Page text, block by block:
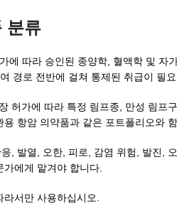
분류
에 따라 승인된 종양학, 혈액학 및
경로 전반에 걸쳐 통제된 취급이 필요
허가에 따라 특정 림프종, 만성 림
용 항암 의약품과 같은 포트폴리오와
, 발열, 오한, 피로, 감염 위험, 발진,
에게 맡겨야 합니다.
서만 사용하십시오.